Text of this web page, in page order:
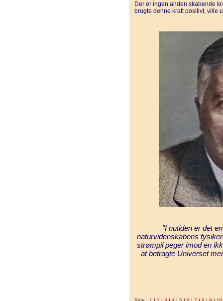
Der er ingen anden skabende
brugte denne kraft positivt, ville
"I nutiden er det
naturvidenskabens
strømpil peger imod en
at betragte Universet